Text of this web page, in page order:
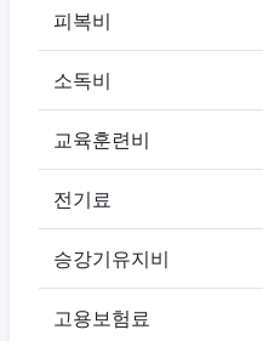
피복비
소독비
교육훈련비
전기료
승강기유지비
고용보험료